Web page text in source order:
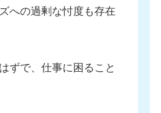
への過剰な忖度も存在
ずで、仕事に困ること